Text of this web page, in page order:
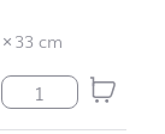
×33 cm
BBQ Party Menge